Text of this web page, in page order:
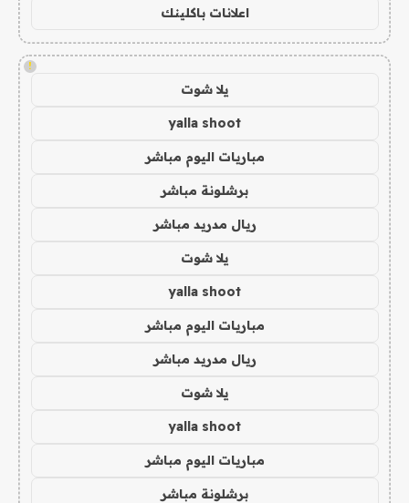
اعلانات باكلينك
!
يلا شوت
yalla shoot
مباريات اليوم مباشر
برشلونة مباشر
ريال مدريد مباشر
يلا شوت
yalla shoot
مباريات اليوم مباشر
ريال مدريد مباشر
يلا شوت
yalla shoot
مباريات اليوم مباشر
برشلونة مباشر